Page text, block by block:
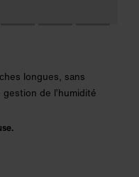
longues, sans
de l’humidité